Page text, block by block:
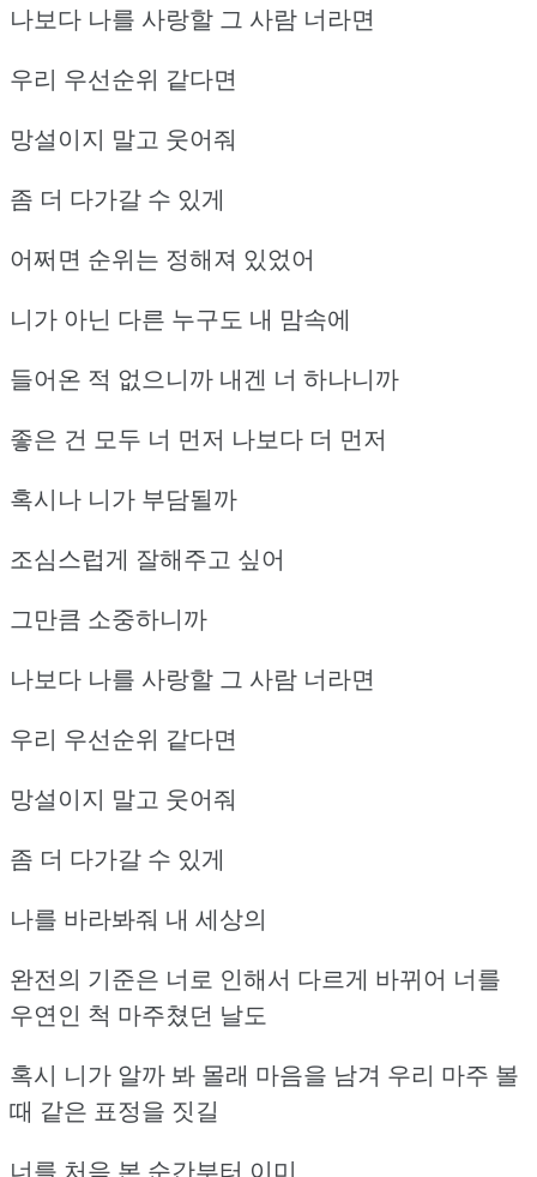
나보다 나를 사랑할 그 사람 너라면
우리 우선순위 같다면
망설이지 말고 웃어줘
좀 더 다가갈 수 있게
어쩌면 순위는 정해져 있었어
니가 아닌 다른 누구도 내 맘속에
들어온 적 없으니까 내겐 너 하나니까
좋은 건 모두 너 먼저 나보다 더 먼저
혹시나 니가 부담될까
조심스럽게 잘해주고 싶어
그만큼 소중하니까
나보다 나를 사랑할 그 사람 너라면
우리 우선순위 같다면
망설이지 말고 웃어줘
좀 더 다가갈 수 있게
나를 바라봐줘 내 세상의
완전의 기준은 너로 인해서 다르게 바뀌어 너를
우연인 척 마주쳤던 날도
혹시 니가 알까 봐 몰래 마음을 남겨 우리 마주 볼
때 같은 표정을 짓길